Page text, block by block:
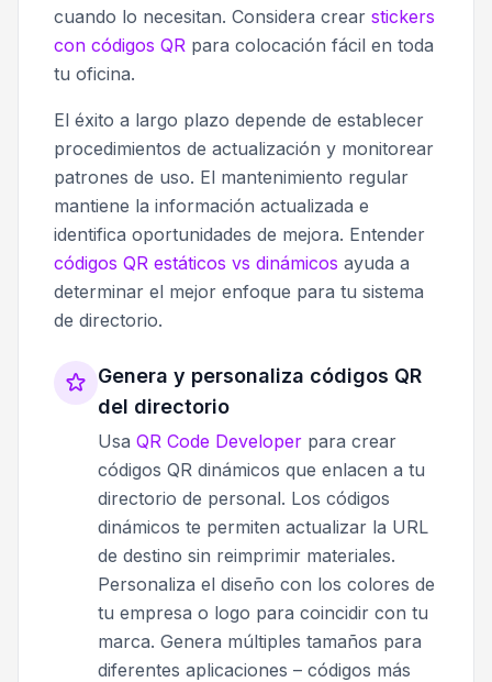
cuando lo necesitan. Considera crear stickers
con códigos QR para colocación fácil en toda
tu oficina.
El éxito a largo plazo depende de establecer
procedimientos de actualización y monitorear
patrones de uso. El mantenimiento regular
mantiene la información actualizada e
identifica oportunidades de mejora. Entender
códigos QR estáticos vs dinámicos ayuda a
determinar el mejor enfoque para tu sistema
de directorio.
Genera y personaliza códigos QR
del directorio
Usa QR Code Developer para crear
códigos QR dinámicos que enlacen a tu
directorio de personal. Los códigos
dinámicos te permiten actualizar la URL
de destino sin reimprimir materiales.
Personaliza el diseño con los colores de
tu empresa o logo para coincidir con tu
marca. Genera múltiples tamaños para
diferentes aplicaciones – códigos más